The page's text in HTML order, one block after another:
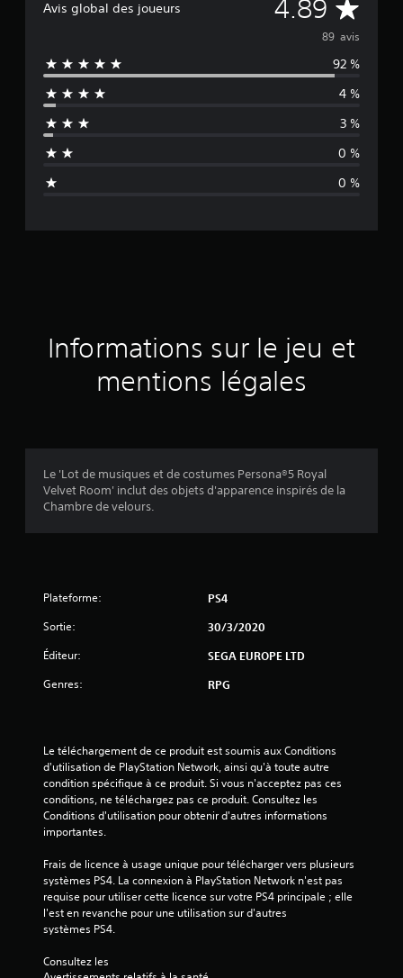
Avis global des joueurs 4.89 M
o
y
n
d
a
4
o
e
s
89 avis
92 %
4 %
3 %
0 %
0 %
Informations sur le jeu et
mentions légales
Le 'Lot de musiques et de costumes Persona®5 Royal
Velvet Room' inclut des objets d'apparence inspirés de la
Chambre de velours.
Plateforme: PS4
Sortie: 30/3/2020
Éditeur: SEGA EUROPE LTD
Genres: RPG
Le téléchargement de ce produit est soumis aux Conditions
d'utilisation de PlayStation Network, ainsi qu'à toute autre
condition spécifique à ce produit. Si vous n'acceptez pas ces
conditions, ne téléchargez pas ce produit. Consultez les
Conditions d'utilisation pour obtenir d'autres informations
importantes.
Frais de licence à usage unique pour télécharger vers plusieurs
systèmes PS4. La connexion à PlayStation Network n'est pas
requise pour utiliser cette licence sur votre PS4 principale ; elle
l'est en revanche pour une utilisation sur d'autres
systèmes PS4.
Consultez les